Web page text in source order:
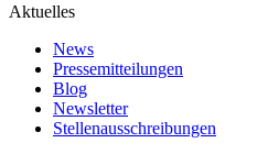
Aktuelles
News
Pressemitteilungen
Blog
Newsletter
Stellenausschreibungen